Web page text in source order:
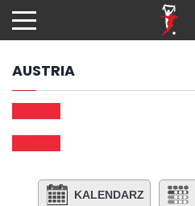
hdo
treści
AUSTRIA
KALENDARZ